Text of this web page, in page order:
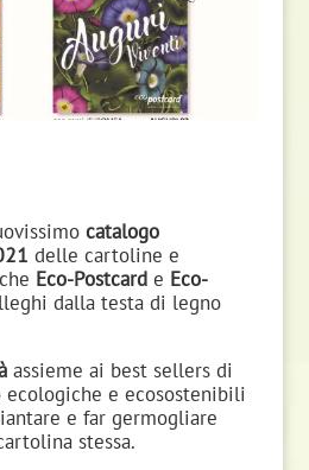
catalogo
delle cartoline e
Eco-Postcarde Eco-
dalla testa di legno
assieme ai best sellers di
e ecosostenibili
e far germogliare
stessa.